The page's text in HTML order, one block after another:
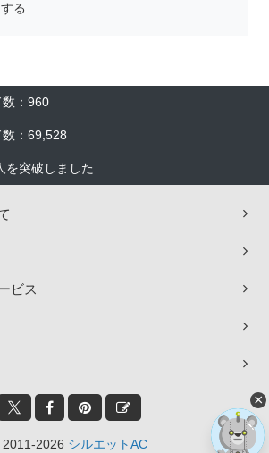
る
：960
：69,528
を突破しました
ビス
2026 シルエットAC
×